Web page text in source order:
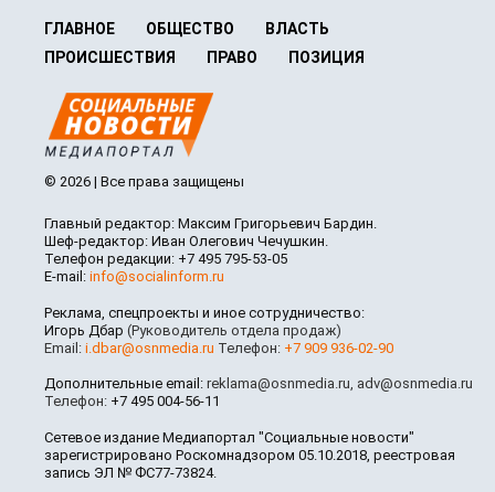
ГЛАВНОЕ ОБЩЕСТВО
ВЛАСТЬ
ПРОИСШЕСТВИЯ
ПРАВО ПОЗИЦИЯ
© 2026 | Все права защищены
Главный редактор: Максим Григорьевич Бардин.
Шеф-редактор: Иван Олегович Чечушкин.
Телефон редакции: +7 495 795-53-05
E-mail: info@socialinform.ru
Реклама, спецпроекты и иное сотрудничество:
Игорь Дбар (Руководитель отдела продаж)
Email: i.dbar@osnmedia.ru Телефон: +7 909 936-02-90
Дополнительные email: reklama@osnmedia.ru adv@osnmedia.ru
Телефон: +7 495 004-56-11
Сетевое издание Медиапортал "Социальные новости"
зарегистрировано Роскомнадзором 05.10.2018, реестровая
запись ЭЛ № ФС77-73824.